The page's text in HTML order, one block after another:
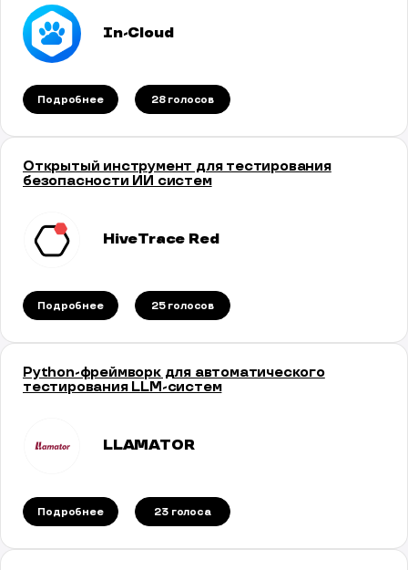
In-Сloud
Подробнее 28 голосов
Открытый инструмент для тестирования
безопасности ИИ систем
HiveTrace Red
Подробнее 25 голосов
Python-фреймворк для автоматического
тестирования LLM-систем
LLAMATOR
Подробнее 23 голосa